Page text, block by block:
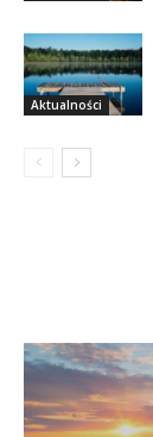
Aktualności